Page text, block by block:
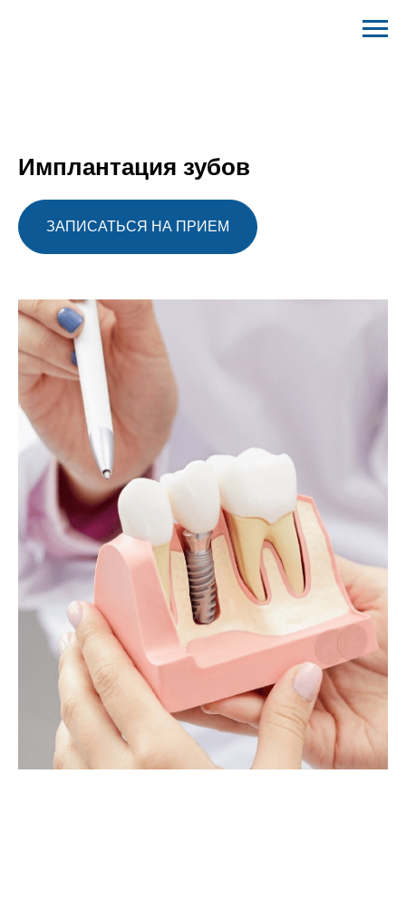
Имплантация зубов
ЗАПИСАТЬСЯ НА ПРИЕМ